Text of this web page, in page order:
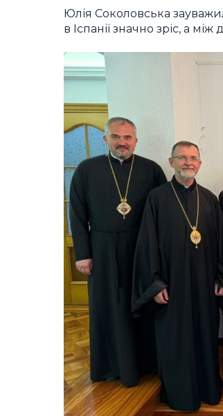
Юлія Соколовська
в Іспанії значно зріс, а